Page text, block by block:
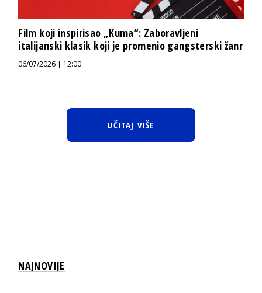
Film koji inspirisao „Kuma“: Zaboravljeni
italijanski klasik koji je promenio gangsterski žanr
06/07/2026 | 12:00
UČITAJ VIŠE
NAJNOVIJE